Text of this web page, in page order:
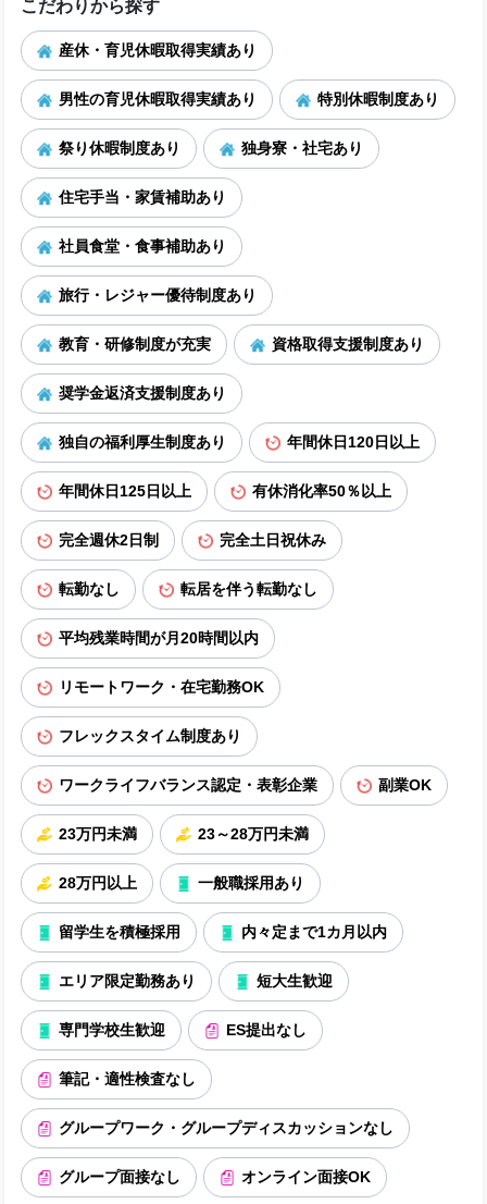
こだわりから探す
産休・育児休暇取得実績あり
男性の育児休暇取得実績あり 特別休暇制度あり
祭り休暇制度あり 独身寮・社宅あり
住宅手当・家賃補助あり
社員食堂・食事補助あり
旅行・レジャー優待制度あり
教育・研修制度が充実 資格取得支援制度あり
奨学金返済支援制度あり
独自の福利厚生制度あり 年間休日120日以上
年間休日125日以上 有休消化率50％以上
完全週休2日制 完全土日祝休み
転勤なし 転居を伴う転勤なし
平均残業時間が月20時間以内
リモートワーク・在宅勤務OK
フレックスタイム制度あり
ワークライフバランス認定・表彰企業 副業OK
23万円未満 23～28万円未満
28万円以上 一般職採用あり
留学生を積極採用 内々定まで1カ月以内
エリア限定勤務あり 短大生歓迎
専門学校生歓迎 ES提出なし
筆記・適性検査なし
グループワーク・グループディスカッションなし
グループ面接なし オンライン面接OK